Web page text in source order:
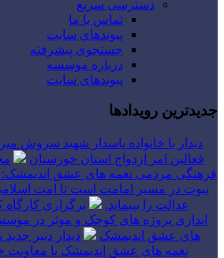
دسترسی سریع
تماس با ما
پیوندهای سایت
جستجوی پیشرفته
درباره موسسه
پیوندهای سایت
جدیدترین رویدادها
دیدار با خانواده پاسدار شهید سروش
فعالین امر ازدواج استان خوزستان
فرهنگی مردمی نغمه های عشق اندیمشک:
نبوت در مسیر امامت است تا امت اسلامی
عدالت را بپیماید.
برگزاری کارگاه
اندازی پروژه های کوچک و موثر در
های عشق اندیمشک
دیدار دبیر
نغمه های عشق اندیمشک با معاونت